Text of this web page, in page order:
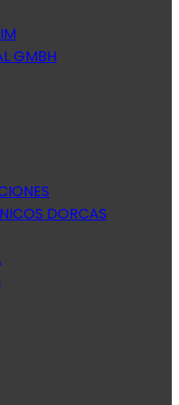
GMBH
DORCAS